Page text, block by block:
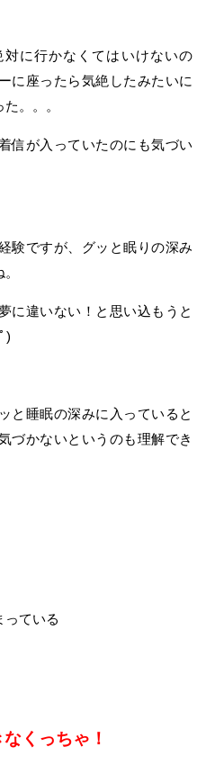
に行かなくてはいけないの
に座ったら気絶したみたいに
。。。
信が入っていたのにも気づい
験ですが、グッと眠りの深み
に違いない！と思い込もうと
)
と睡眠の深みに入っていると
づかないというのも理解でき
っている
くっちゃ！